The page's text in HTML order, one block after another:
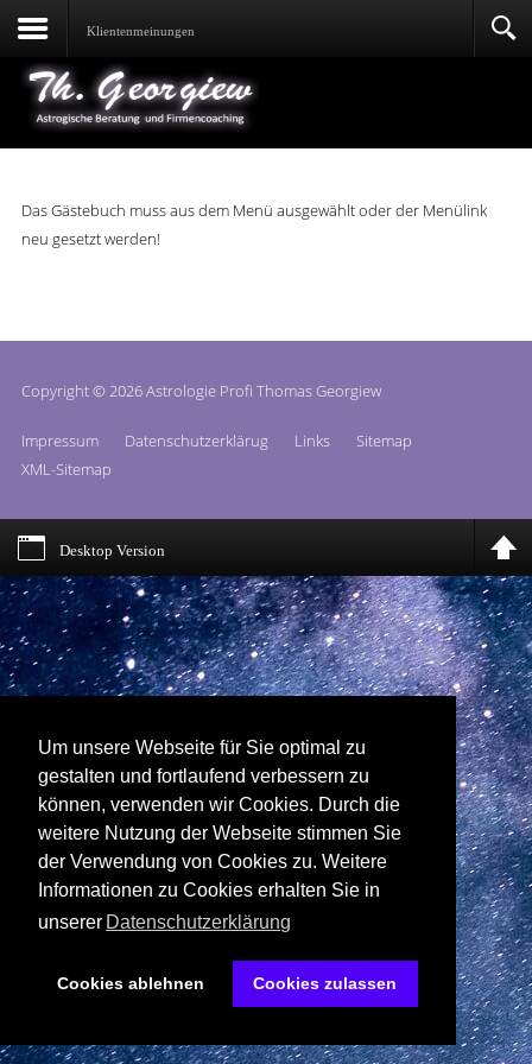
Um unsere Webseite für Sie optimal zu
gestalten und fortlaufend verbessern zu
können, verwenden wir Cookies. Durch die
weitere Nutzung der Webseite stimmen Sie
der Verwendung von Cookies zu. Weitere
Informationen zu Cookies erhalten Sie in
unserer Datenschutzerklärung
Cookies ablehnen Cookies zulassen
Klientenmeinungen
Das Gästebuch muss aus dem Menü ausgewählt oder der Menülink
neu gesetzt werden!
Copyright © 2026 Astrologie Profi Thomas Georgiew
Impressum Datenschutzerklärug Links
Sitemap
XML-Sitemap
Desktop Version